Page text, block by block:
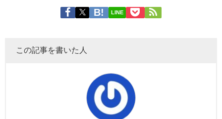
LINE
この記事を書いた人